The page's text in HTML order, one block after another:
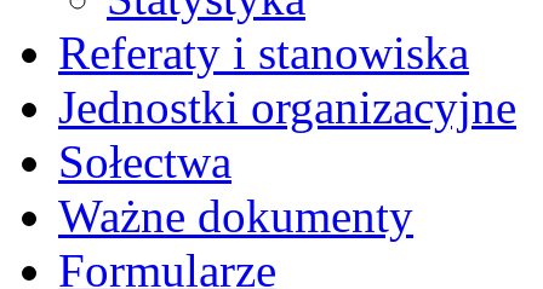
Referaty i stanowiska
Jednostki organizacyjne
Sołectwa
Ważne dokumenty
Formularze